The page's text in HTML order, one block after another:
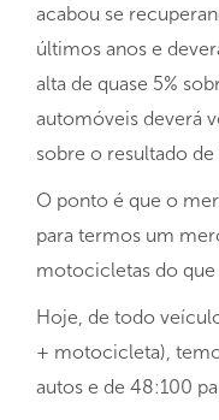
acabou se
últimos anos e
alta de quase 5%
automóveis deverá
sobre o resultado
O ponto é que o
para termos um
motocicletas do
Hoje, de todo
+ motocicleta),
autos e de 48:100